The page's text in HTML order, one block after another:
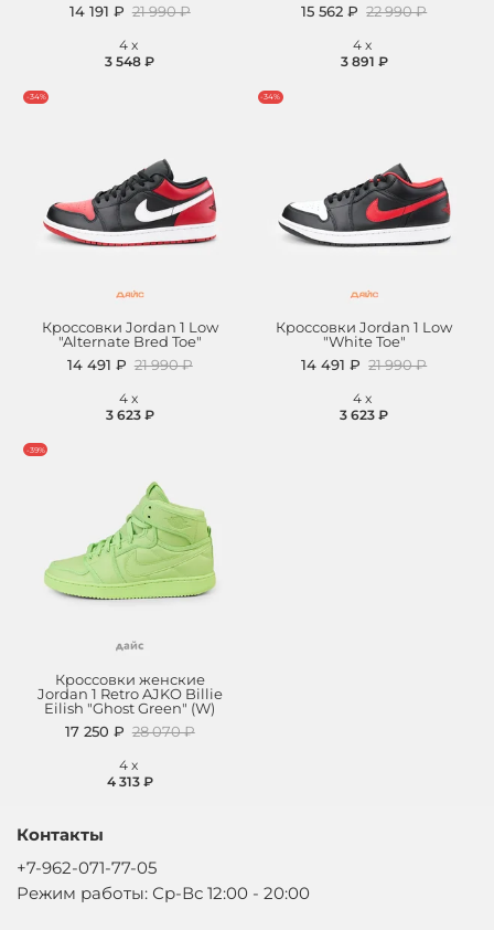
14 191 ₽ 21 990 ₽
4x
3 548 ₽
15 562 ₽ 22 990 ₽
4 x
3 891 ₽
-34%
Кроссовки Jordan 1 Low
"Alternate Bred Toe"
14 491 ₽ 21 990 ₽
4x
3 623 ₽
-34%
Кроссовки Jordan 1 Low
"White Toe"
14 491 ₽ 21 990 ₽
4 x
3 623 ₽
-39%
Кроссовки женские
Jordan 1 Retro AJKO Billie
Eilish "Ghost Green" (W)
17 250 ₽ 28 070 ₽
4x
4 313 ₽
Контакты
+7-962-071-77-05
Режим работы: Ср-Вс 12:00 - 20:00